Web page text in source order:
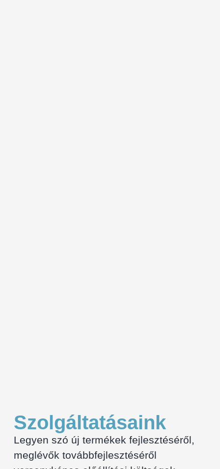
Szolgáltatásaink
Legyen szó új termékek fejlesztéséről,
meglévők továbbfejlesztéséről